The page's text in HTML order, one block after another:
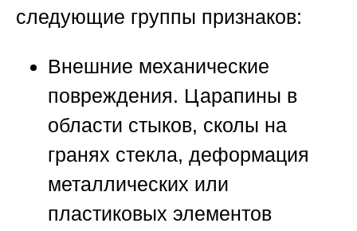
следующие группы признаков:
Внешние механические
повреждения. Царапины в
области стыков, сколы на
гранях стекла, деформация
металлических или
пластиковых элементов